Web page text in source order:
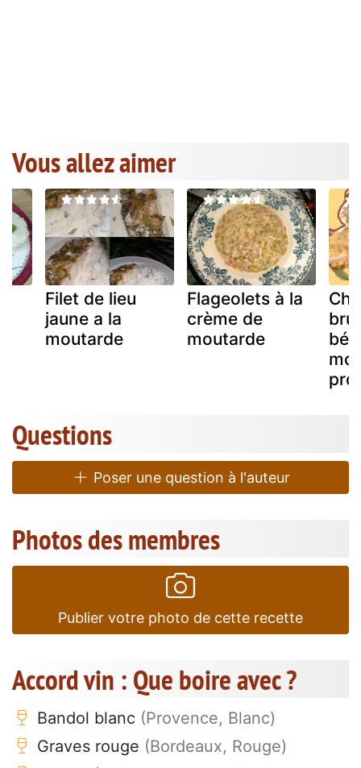
Vous allez aimer
Filet de lieu
jaune a la
moutarde
Flageolets à la
crème de
moutarde
Questions
Poser une question à l'auteur
Photos des membres
Publier votre photo de cette recette
Accord vin : Que boire avec ?
Bandol blanc (Provence, Blanc)
Graves rouge (Bordeaux, Rouge)